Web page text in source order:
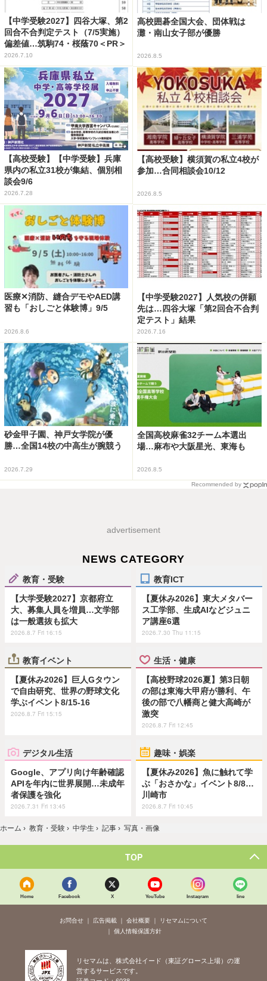
【中学受験2027】四谷大塚、第2
回合不合判定テスト（7/5実施）
偏差値…筑駒74・桜蔭70＜PR＞
2026.7.10
高校囲碁全国大会、団体戦は
灘・南山女子部が優勝
2026.8.5
【高校受験】【中学受験】兵庫
県内の私立31校が集結、個別相
談会9/6
2026.7.28
【高校受験】横須賀の私立4校が
参加…合同相談会10/12
2026.8.5
医療✕消防、縫合デモやAED講
習も「おしごと体験博」9/5
2026.8.6
【中学受験2027】人気校の併願
先は…四谷大塚「第2回合不合判
定テスト」結果
2026.7.16
砂金甲子園、神戸女学院が優
勝…全国14校の中高生が腕競う
2026.7.29
全国高校麻雀32チーム本選出
場…麻布や大阪星光、東海も
2026.8.5
Recommended by
advertisement
NEWS CATEGORY
教育・受験
【大学受験2027】京都府立
大、募集人員を増員…文学部
は一般選抜も拡大
2026.8.7 Fri 16:15
教育ICT
【夏休み2026】東大メタバー
ス工学部、生成AIなどジュニ
ア講座6選
2026.7.30 Thu 11:15
教育イベント
【夏休み2026】巨人Gタウン
で自由研究、世界の野球文化
学ぶイベント8/15-16
2026.8.7 Fri 15:15
生活・健康
【高校野球2026夏】第3日朝
の部は東海大甲府が勝利、午
後の部で八幡商と健大高崎が
激突
2026.8.7 Fri 12:45
デジタル生活
Google、アプリ向け年齢確認
APIを年内に世界展開…未成年
者保護を強化
2026.7.31 Fri 13:45
趣味・娯楽
【夏休み2026】魚に触れて学
ぶ「おさかな」イベント8/8…
川崎市
2026.8.7 Fri 10:45
ホーム › 教育・受験 › 中学生 › 記事 › 写真・画像
TOP
Home Facebook X YouTube Instagram line
お問合せ 広告掲載 会社概要
リセマムについて
個人情報保護方針
リセマムは、株式会社イード（東証グロース上場）の運
営するサービスです。